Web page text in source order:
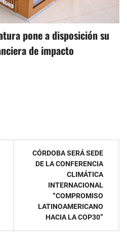
pone a disposición su
de impacto
CÓRDOBA SERÁ SEDE
DE LA CONFERENCIA
CLIMÁTICA
INTERNACIONAL
“COMPROMISO
LATINOAMERICANO
HACIA LA COP30”